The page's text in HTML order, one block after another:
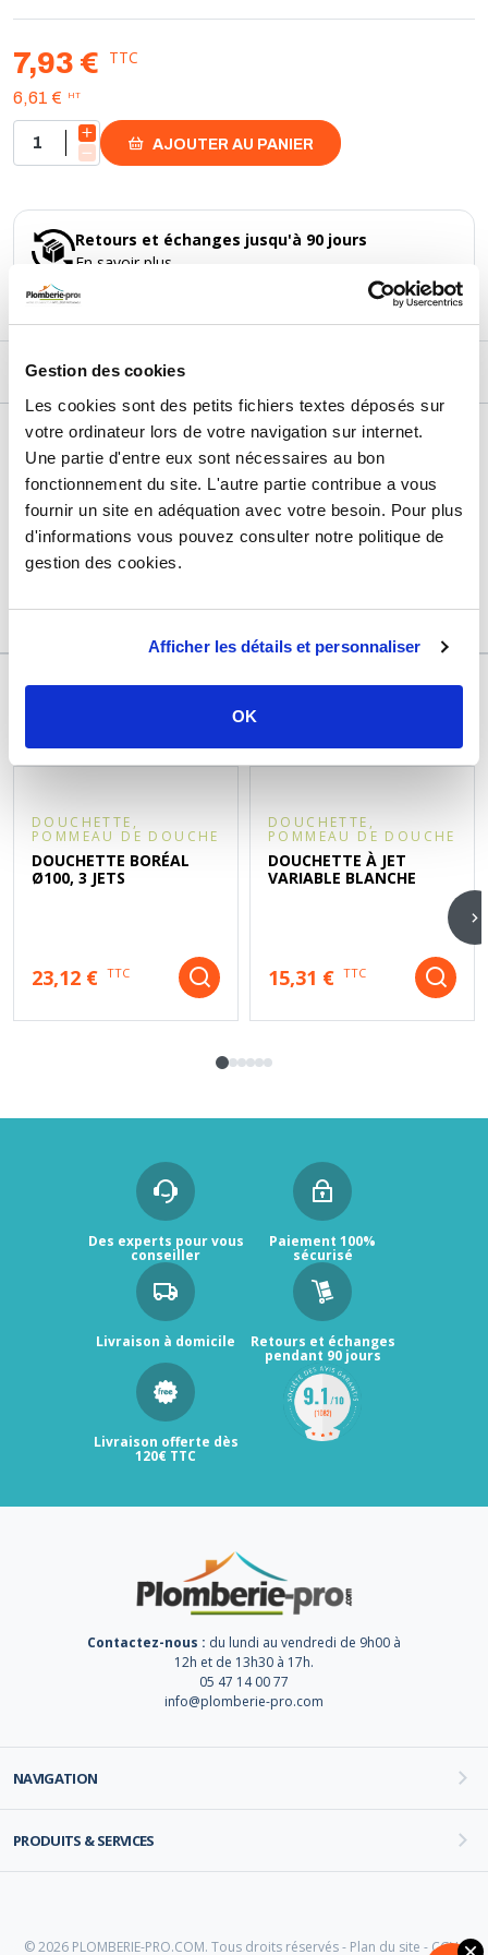
Gestion des cookies
Les cookies sont des petits fichiers textes déposés sur
votre ordinateur lors de votre navigation sur internet.
Une partie d'entre eux sont nécessaires au bon
fonctionnement du site. L'autre partie contribue a vous
fournir un site en adéquation avec votre besoin. Pour plus
d'informations vous pouvez consulter notre politique de
gestion des cookies.
Afficher les détails et personnaliser
OK
7,93 € TTC
6,61 € HT
AJOUTER AU PANIER
Retours et échanges jusqu'à 90 jours
En savoir plus
DESCRIPTIF
DÉTAILS TECHNIQUES
Usage Vide
Marque Tiemme
Garantie
DÉCOUVREZ ÉGALEMENT
DOUCHETTE,
POMMEAU DE DOUCHE
DOUCHETTE BORÉAL
Ø100, 3 JETS
23,12 € TTC
DOUCHETTE,
POMMEAU DE DOUCHE
DOUCHETTE À JET
VARIABLE BLANCHE
15,31 € TTC
Des experts pour vous
conseiller
Paiement 100%
sécurisé
Livraison à domicile Retours et échanges
pendant 90 jours
Livraison offerte dès
120€ TTC
Contactez-nous : du lundi au vendredi de 9h00 à
12h et de 13h30 à 17h.
05 47 14 00 77
info@plomberie-pro.com
NAVIGATION
PRODUITS & SERVICES
© 2026 PLOMBERIE-PRO.COM. Tous droits réservés - Plan du site -CGV-